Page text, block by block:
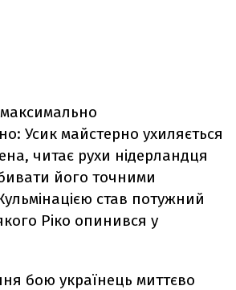
Усик майстерно ухиляється
читає рухи нідерландця
його точними
став потужний
Ріко опинився у
бою українець миттєво